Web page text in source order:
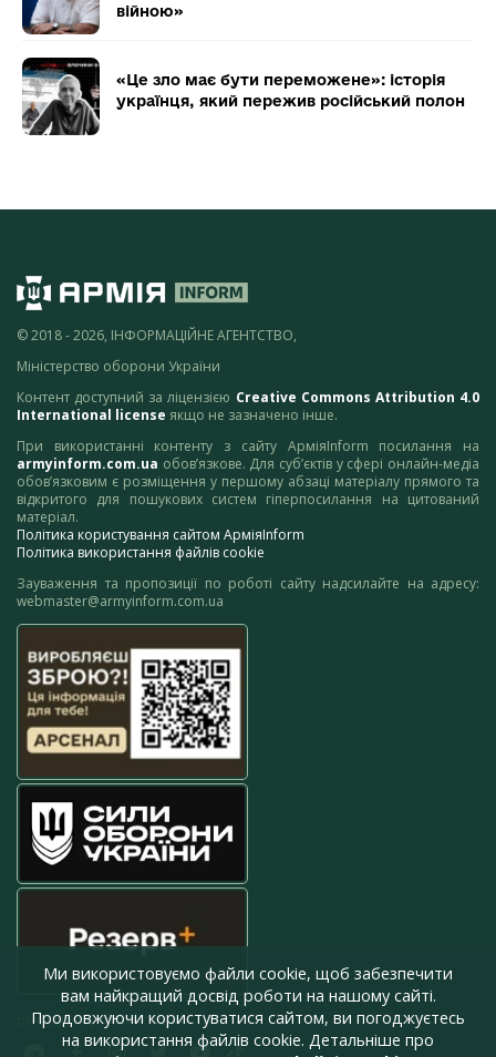
війною»
«Це зло має бути переможене»: історія
українця, який пережив російський полон
© 2018 - 2026, ІНФОРМАЦІЙНЕ АГЕНТСТВО,
Міністерство оборони України
Контент доступний за ліцензією Creative Commons Attribution 4.0
International license якщо не зазначено інше.
При використанні контенту з сайту АрміяInform посилання на
armyinform.com.ua обов’язкове. Для суб’єктів у сфері онлайн-медіа
обов’язковим є розміщення у першому абзаці матеріалу прямого та
відкритого для пошукових систем гіперпосилання на цитований
матеріал.
Політика користування сайтом АрміяInform
Політика використання файлів cookie
Зауваження та пропозиції по роботі сайту надсилайте на адресу:
webmaster@armyinform.com.ua
press@armyinform.com.ua
Ми використовуємо файли cookie, щоб забезпечити
вам найкращий досвід роботи на нашому сайті.
Продовжуючи користуватися сайтом, ви погоджуєтесь
на використання файлів cookie. Детальніше про